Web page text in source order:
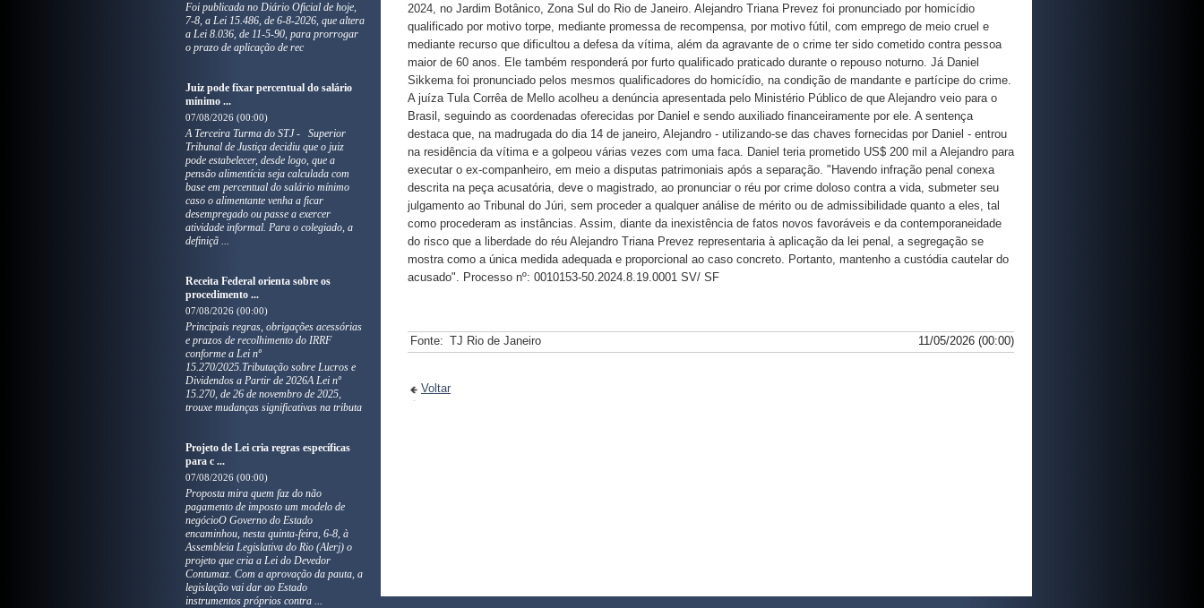
Foi publicada no Diário Oficial de hoje,
7-8, a Lei 15.486, de 6-8-2026, que altera
a Lei 8.036, de 11-5-90, para prorrogar
o prazo de aplicação de rec
Juiz pode fixar percentual do salário
mínimo ...
07/08/2026 (00:00)
A Terceira Turma do STJ - Superior
Tribunal de Justiça decidiu que o juiz
pode estabelecer, desde logo, que a
pensão alimentícia seja calculada com
base em percentual do salário mínimo
caso o alimentante venha a ficar
desempregado ou passe a exercer
atividade informal. Para o colegiado, a
definiçã ...
Receita Federal orienta sobre os
procedimento ...
07/08/2026 (00:00)
Principais regras, obrigações acessórias
e prazos de recolhimento do IRRF
conforme a Lei nº
15.270/2025.Tributação sobre Lucros e
Dividendos a Partir de 2026A Lei nº
15.270, de 26 de novembro de 2025,
trouxe mudanças significativas na tributa
Projeto de Lei cria regras específicas
para c ...
07/08/2026 (00:00)
Proposta mira quem faz do não
pagamento de imposto um modelo de
negócioO Governo do Estado
encaminhou, nesta quinta-feira, 6-8, à
Assembleia Legislativa do Rio (Alerj) o
projeto que cria a Lei do Devedor
Contumaz. Com a aprovação da pauta, a
legislação vai dar ao Estado
instrumentos próprios contra ...
2024, no Jardim Botânico, Zona Sul do Rio de Janeiro. Alejandro Triana Prevez foi pronunciado por homicídio
qualificado por motivo torpe, mediante promessa de recompensa, por motivo fútil, com emprego de meio cruel e
mediante recurso que dificultou a defesa da vítima, além da agravante de o crime ter sido cometido contra pessoa
maior de 60 anos. Ele também responderá por furto qualificado praticado durante o repouso noturno. Já Daniel
Sikkema foi pronunciado pelos mesmos qualificadores do homicídio, na condição de mandante e partícipe do crime.
A juíza Tula Corrêa de Mello acolheu a denúncia apresentada pelo Ministério Público de que Alejandro veio para o
Brasil, seguindo as coordenadas oferecidas por Daniel e sendo auxiliado financeiramente por ele. A sentença
destaca que, na madrugada do dia 14 de janeiro, Alejandro - utilizando-se das chaves fornecidas por Daniel - entrou
na residência da vítima e a golpeou várias vezes com uma faca. Daniel teria prometido US$ 200 mil a Alejandro para
executar o ex-companheiro, em meio a disputas patrimoniais após a separação. "Havendo infração penal conexa
descrita na peça acusatória, deve o magistrado, ao pronunciar o réu por crime doloso contra a vida, submeter seu
julgamento ao Tribunal do Júri, sem proceder a qualquer análise de mérito ou de admissibilidade quanto a eles, tal
como procederam as instâncias. Assim, diante da inexistência de fatos novos favoráveis e da contemporaneidade
do risco que a liberdade do réu Alejandro Triana Prevez representaria à aplicação da lei penal, a segregação se
mostra como a única medida adequada e proporcional ao caso concreto. Portanto, mantenho a custódia cautelar do
acusado". Processo nº: 0010153-50.2024.8.19.0001 SV/ SF
Fonte: TJ Rio de Janeiro 11/05/2026 (00:00)
Voltar